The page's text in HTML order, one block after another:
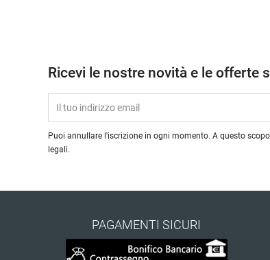
Ricevi le nostre novità e le offerte
Puoi annullare l'iscrizione in ogni momento. A questo
legali.
PAGAMENTI SICURI